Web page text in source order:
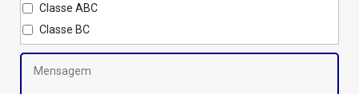
Classe ABC
Classe BC